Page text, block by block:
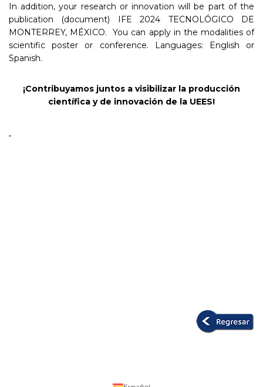
In addition, your research or innovation will be part of the
publication (document) IFE 2024 TECNOLÓGICO DE
MONTERREY, MÉXICO. You can apply in the modalities of
scientific poster or conference. Languages: English or
Spanish.
¡Contribuyamos juntos a visibilizar la producción
científica y de innovación de la UEES!